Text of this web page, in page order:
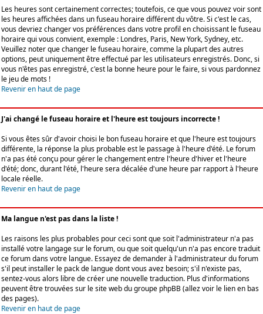
Les heures sont certainement correctes; toutefois, ce que vous pouvez voir sont
les heures affichées dans un fuseau horaire différent du vôtre. Si c'est le cas,
vous devriez changer vos préférences dans votre profil en choisissant le fuseau
horaire qui vous convient, exemple : Londres, Paris, New York, Sydney, etc.
Veuillez noter que changer le fuseau horaire, comme la plupart des autres
options, peut uniquement être effectué par les utilisateurs enregistrés. Donc, si
vous n'êtes pas enregistré, c'est la bonne heure pour le faire, si vous pardonnez
le jeu de mots !
Revenir en haut de page
J'ai changé le fuseau horaire et l'heure est toujours incorrecte !
Si vous êtes sûr d'avoir choisi le bon fuseau horaire et que l'heure est toujours
différente, la réponse la plus probable est le passage à l'heure d'été. Le forum
n'a pas été conçu pour gérer le changement entre l'heure d'hiver et l'heure
d'été; donc, durant l'été, l'heure sera décalée d'une heure par rapport à l'heure
locale réelle.
Revenir en haut de page
Ma langue n'est pas dans la liste !
Les raisons les plus probables pour ceci sont que soit l'administrateur n'a pas
installé votre langage sur le forum, ou que soit quelqu'un n'a pas encore traduit
ce forum dans votre langue. Essayez de demander à l'administrateur du forum
s'il peut installer le pack de langue dont vous avez besoin; s'il n'existe pas,
sentez-vous alors libre de créer une nouvelle traduction. Plus d'informations
peuvent être trouvées sur le site web du groupe phpBB (allez voir le lien en bas
des pages).
Revenir en haut de page